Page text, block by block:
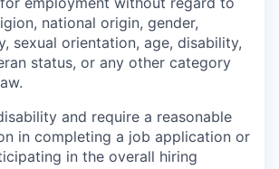
national origin, gender,
sexual orientation, age, disability,
status, or any other category
and require a reasonable
in completing a job application or
in the overall hiring